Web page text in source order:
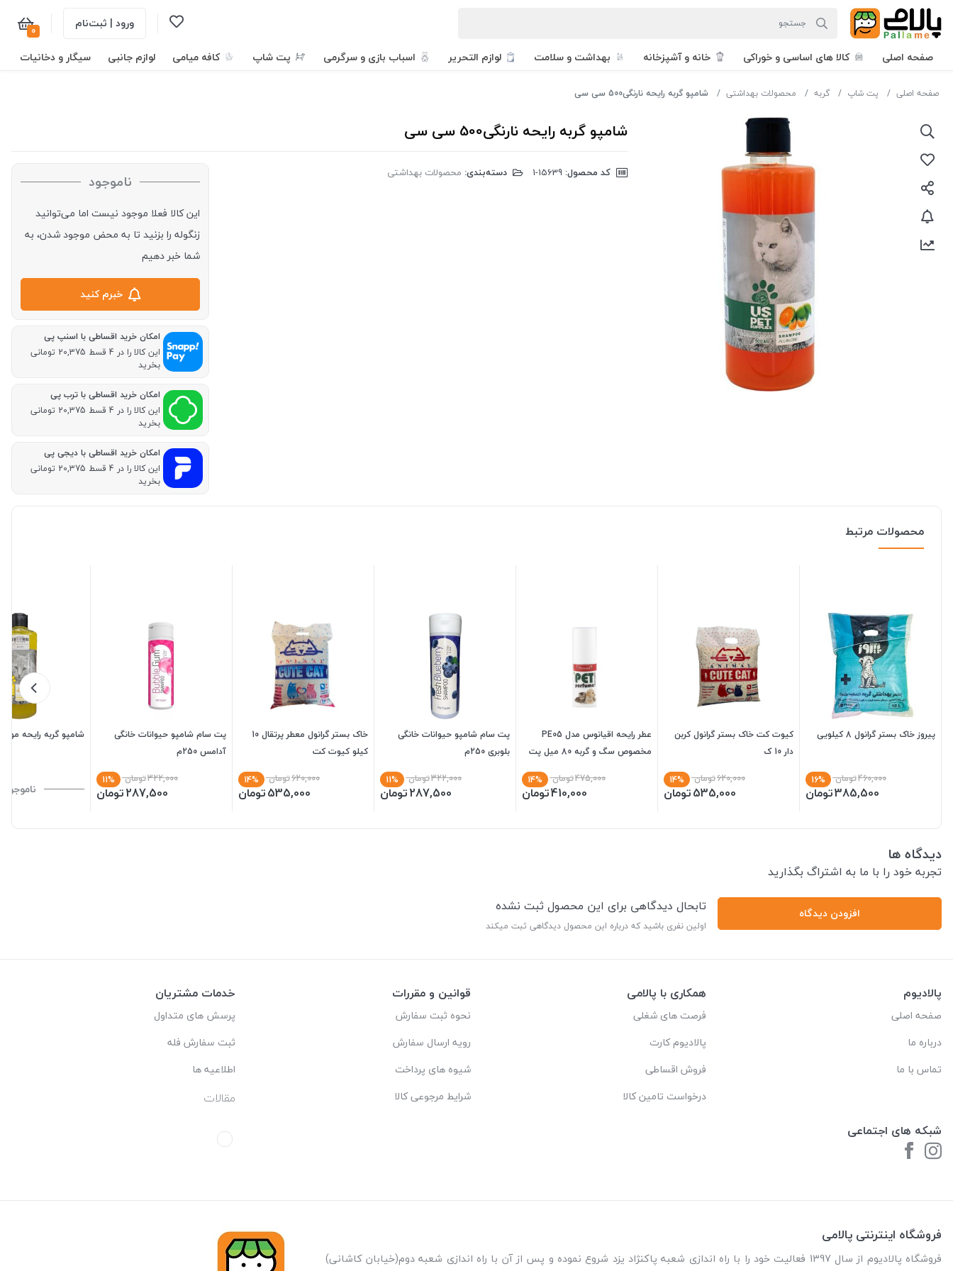
ورود | ثبت‌نام 0
صفحه اصلی کالا های اساسی و خوراکی خانه و آشپزخانه بهداشت و سلامت لوازم التحریر اسباب بازی و سرگرمی پت شاپ کافه میامی لوازم جانبی سیگار و دخانیات
صفحه اصلی پت شاپ گربه محصولات بهداشتی شامپو گربه رایحه نارنگی500 سی سی
شامپو گربه رایحه نارنگی500 سی سی
کد محصول: دسته‌بندی: محصولات بهداشتی ناموجود
این کالا فعلا موجود نیست اما می‌توانید
زنگوله را بزنید تا به محض موجود شدن، به
شما خبر دهیم
خبرم کنید
امکان خرید اقساطی با اسنپ پی
این کالا را در 4 قسط 20,375 تومانی
بخرید
امکان خرید اقساطی با ترب پی
این کالا را در 4 قسط 20,375 تومانی
بخرید
امکان خرید اقساطی با دیجی پی
این کالا را در 4 قسط 20,375 تومانی
بخرید
محصولات مرتبط
پیروز خاک بستر گرانول 8 کیلویی
460,000تومان 16%
385,500تومان
کیوت کت خاک بستر گرانول کربن
دار 10 ک
620,000تومان 14%
535,000تومان
عطر رایحه اقیانوس مدل PE05
مخصوص سگ و گربه 80 میل پت
475,000تومان 14%
410,000تومان
پت سام شامپو حیوانات خانگی
بلوبری 250م
322,000تومان 11%
287,500تومان
خاک بستر گرانول معطر پرتقال 10
کیلو کیوت کت
620,000تومان 14%
535,000تومان
پت سام شامپو حیوانات خانگی
آدامس 250م
322,000تومان 11%
287,500تومان
شامپو گربه رایحه موز500 سی سی
ناموجود
دیدگاه ها
تجربه خود را با ما به اشتراگ بگذارید
افزودن دیدگاه تابحال دیدگاهی برای این محصول ثبت نشده
اولین نفری باشید که درباره این محصول دیدگاهی ثبت میکند
پالادیوم
صفحه اصلی
درباره ما
تماس با ما
شبکه های اجتماعی
همکاری با پالامی
فرصت های شغلی
پالادیوم کارت
فروش اقساطی
درخواست تامین کالا
قوانین و مقررات
نحوه ثبت سفارش
رویه ارسال سفارش
شیوه های پرداخت
شرایط مرجوعی کالا
خدمات مشتریان
پرسش های متداول
ثبت سفارش فله
اطلاعیه ها
مقالات
فروشگاه اینترنتی پالامی
فروشگاه پالادیوم از سال 1397 فعالیت خود را با راه اندازی شعبه پاکنژاد یزد شروع نموده و پس از آن با راه اندازی شعبه دوم(خیابان کاشانی)